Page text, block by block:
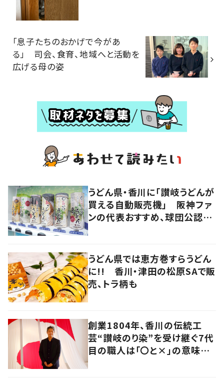
「息子たちのおかげで今があ
る」 司会、食育、地域へと活動を
広げる母の姿
うどん県・香川に「讃岐うどんが
買える自動販売機」 阪神ファ
ンの代表おすすめ、球団公認カ
うどん県では恵方巻すらうどん
に!! 香川・津田の松原SAで販
売、トラ柄も
創業1804年、香川の伝統工
芸“讃岐のり染”を受け継ぐ7代
目の職人は「〇と×」の意味を